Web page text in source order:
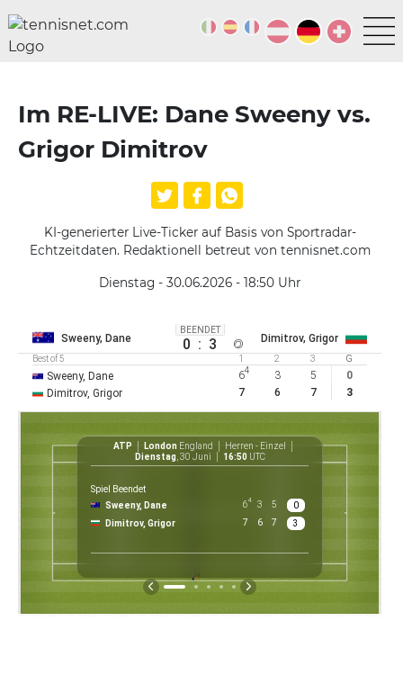
Im RE-LIVE: Dane Sweeny vs.
Grigor Dimitrov
KI-generierter Live-Ticker auf Basis von Sportradar-
Echtzeitdaten. Redaktionell betreut von tennisnet.com
Dienstag - 30.06.2026 - 18:50 Uhr
Sweeny, Dane
BEENDET
0 : 3 Dimitrov, Grigor
Best of 5 1 2 3 G
Sweeny, Dane 64 3 5
0
Dimitrov, Grigor
7 6 7 3
ATP London England
Herren - Einzel
Dienstag, 30 Juni 16:50 UTC
Spiel Beendet
Sweeny, Dane
64 3 5
0
Dimitrov, Grigor
7 6 7 3